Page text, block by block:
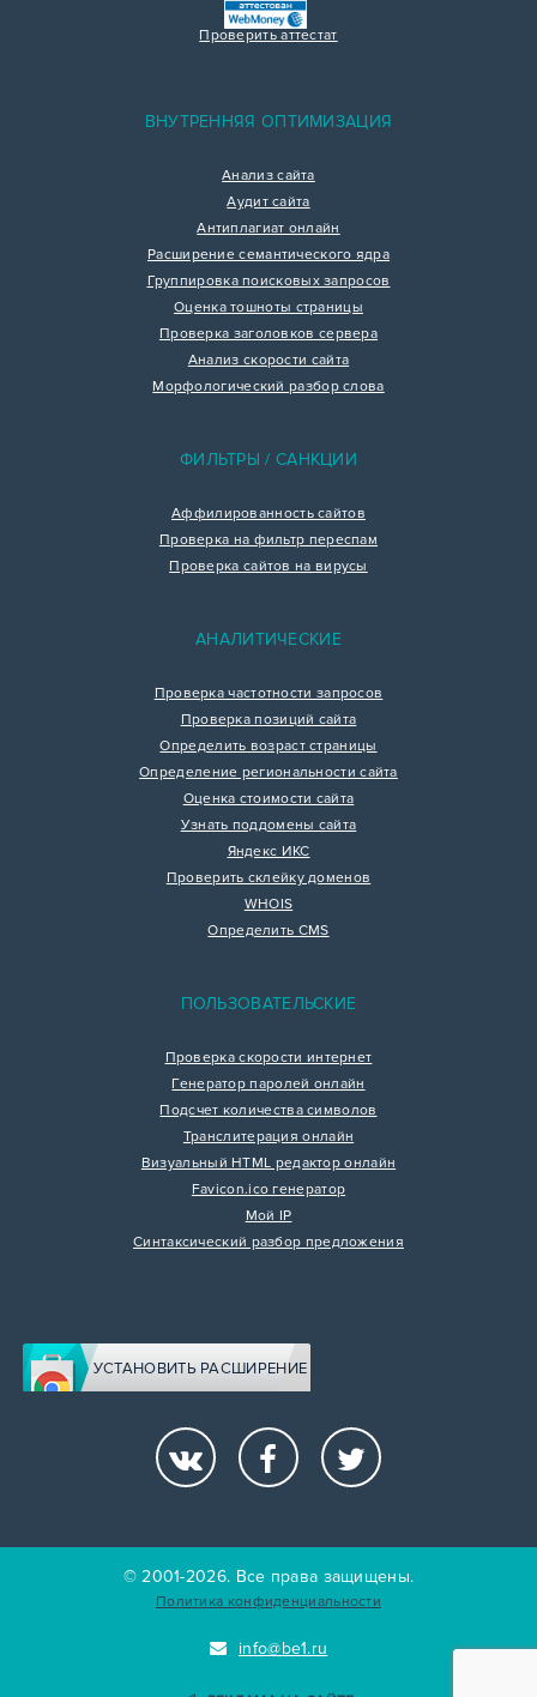
Проверить аттестат
ВНУТРЕННЯЯ ОПТИМИЗАЦИЯ
Анализ сайта
Аудит сайта
Антиплагиат онлайн
Расширение семантического ядра
Группировка поисковых запросов
Оценка тошноты страницы
Проверка заголовков сервера
Анализ скорости сайта
Морфологический разбор слова
ФИЛЬТРЫ / САНКЦИИ
Аффилированность сайтов
Проверка на фильтр переспам
Проверка сайтов на вирусы
АНАЛИТИЧЕСКИЕ
Проверка частотности запросов
Проверка позиций сайта
Определить возраст страницы
Определение региональности сайта
Оценка стоимости сайта
Узнать поддомены сайта
Яндекс ИКС
Проверить склейку доменов
WHOIS
Определить CMS
ПОЛЬЗОВАТЕЛЬСКИЕ
Проверка скорости интернет
Генератор паролей онлайн
Подсчет количества символов
Транслитерация онлайн
Визуальный HTML редактор онлайн
Favicon.ico генератор
Мой IP
Синтаксический разбор предложения
УСТАНОВИТЬ РАСШИРЕНИЕ
© 2001-2026. Все права защищены.
Политика конфиденциальности
info@be1.ru